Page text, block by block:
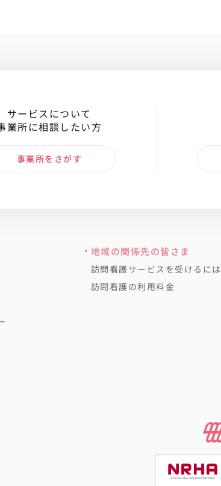
サービスについて
業所に相談したい方
事業所をさがす
地域の関係先の皆さま
訪問看護サービスを受けるには
訪問看護の利用料金